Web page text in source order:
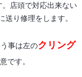
店頭で対応出来ない
り修理をします。
事は左のクリング
です。